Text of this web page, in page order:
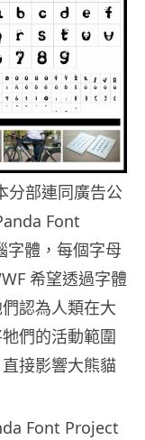
分部連同廣告公
Font
字體，每個字母
希望透過字體
認為人類在大
們的活動範圍
接影響大熊貓
Font Project